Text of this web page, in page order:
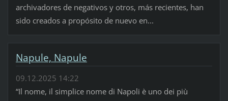
archivadores de negativos y otros, más recientes, han
sido creados a propósito de nuevo en...
Napule, Napule
09.12.2025 14:22
“Il nome, il simplice nome di Napoli è uno dei più